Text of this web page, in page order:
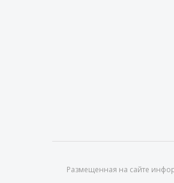
Размещенная на сайте